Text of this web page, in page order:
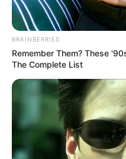
BRAINBERRIES
Remember Them? These
The Complete List